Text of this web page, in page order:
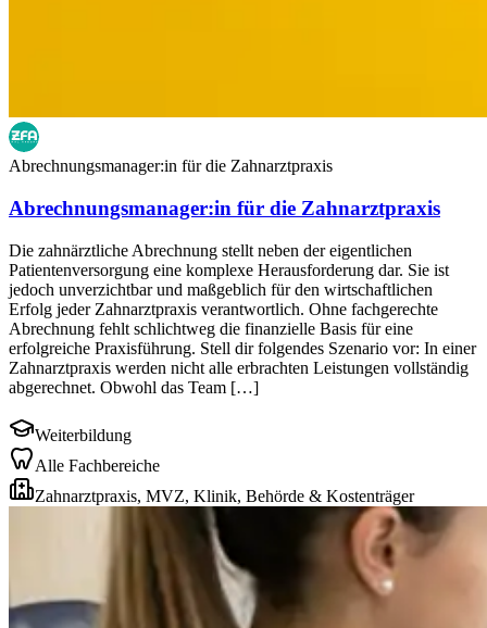
Abrechnungsmanager:in für die Zahnarztpraxis
Abrechnungsmanager:in für die Zahnarztpraxis
Die zahnärztliche Abrechnung stellt neben der eigentlichen
Patientenversorgung eine komplexe Herausforderung dar. Sie ist
jedoch unverzichtbar und maßgeblich für den wirtschaftlichen
Erfolg jeder Zahnarztpraxis verantwortlich. Ohne fachgerechte
Abrechnung fehlt schlichtweg die finanzielle Basis für eine
erfolgreiche Praxisführung. Stell dir folgendes Szenario vor: In einer
Zahnarztpraxis werden nicht alle erbrachten Leistungen vollständig
abgerechnet. Obwohl das Team […]
Weiterbildung
Alle Fachbereiche
Zahnarztpraxis, MVZ, Klinik, Behörde & Kostenträger